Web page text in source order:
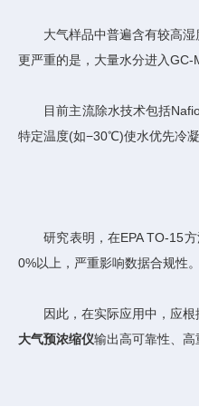
大气样品中普遍含有较高湿度
更严重的是，大量水分进入GC-
目前主流除水技术包括Nafion
特定温度(如−30℃)使水优先冷
研究表明，在EPA TO-15方
0%以上，严重影响数据合规性。
因此，在实际应用中，应根据
大气预浓缩仪输出高可靠性、高